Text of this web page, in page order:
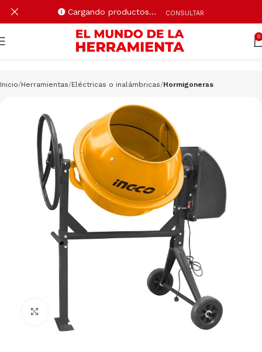
0
Inicio Herramientas Eléctricas o inalámbricas Hormigoneras
Clic para ampliar
Cargando productos… CONSULTAR